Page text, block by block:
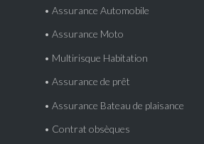
• Assurance Automobile
• Assurance Moto
• Multirisque Habitation
• Assurance de prêt
• Assurance Bateau de plaisance
• Contrat obsèques